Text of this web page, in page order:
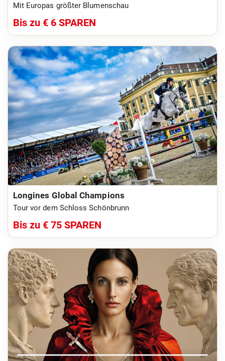
Mit Europas größter Blumenschau
Bis zu € 6 SPAREN
Longines Global Champions
Tour vor dem Schloss Schönbrunn
Bis zu € 75 SPAREN